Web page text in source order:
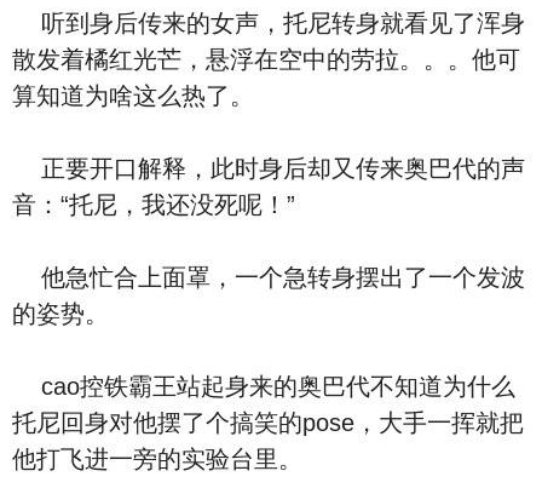
听到身后传来的女声，托尼转身就看见了浑身
散发着橘红光芒，悬浮在空中的劳拉。。。他可
算知道为啥这么热了。
正要开口解释，此时身后却又传来奥巴代的声
音：“托尼，我还没死呢！”
他急忙合上面罩，一个急转身摆出了一个发波
的姿势。
cao控铁霸王站起身来的奥巴代不知道为什么
托尼回身对他摆了个搞笑的pose，大手一挥就把
他打飞进一旁的实验台里。